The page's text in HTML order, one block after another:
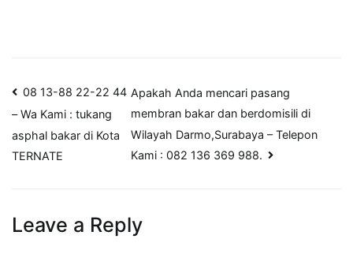
Post
navigation
08 13-88 22-22 44
– Wa Kami : tukang
asphal bakar di Kota
TERNATE
Apakah Anda mencari pasang
membran bakar dan berdomisili di
Wilayah Darmo,Surabaya – Telepon
Kami : 082 136 369 988.
Leave a Reply